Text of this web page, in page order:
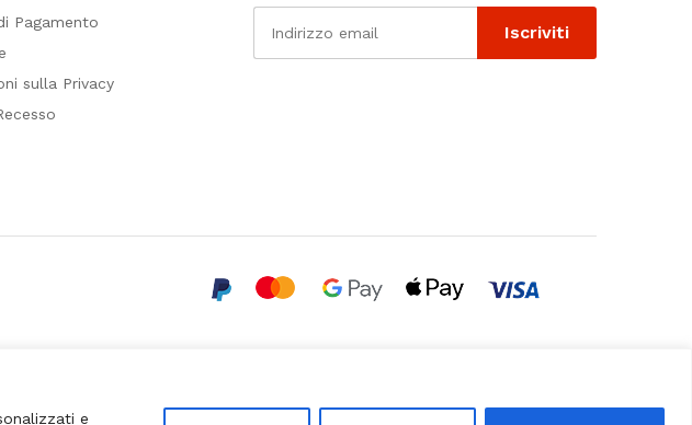
e
Pagamento
sulla Privacy